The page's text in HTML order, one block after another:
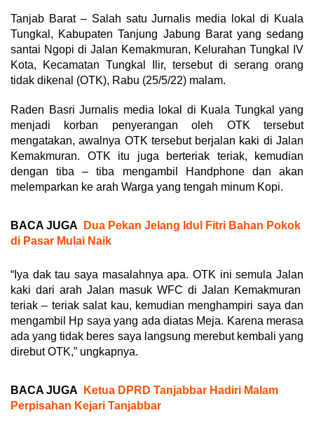
Tanjab Barat – Salah satu Jurnalis media lokal di Kuala
Tungkal, Kabupaten Tanjung Jabung Barat yang sedang
santai Ngopi di Jalan Kemakmuran, Kelurahan Tungkal IV
Kota, Kecamatan Tungkal Ilir, tersebut di serang orang
tidak dikenal (OTK), Rabu (25/5/22) malam.
Raden Basri Jurnalis media lokal di Kuala Tungkal yang
menjadi korban penyerangan oleh OTK tersebut
mengatakan, awalnya OTK tersebut berjalan kaki di Jalan
Kemakmuran. OTK itu juga berteriak teriak, kemudian
dengan tiba – tiba mengambil Handphone dan akan
melemparkan ke arah Warga yang tengah minum Kopi.
BACA JUGA
Dua Pekan Jelang Idul Fitri Bahan Pokok
di Pasar Mulai Naik
“Iya dak tau saya masalahnya apa. OTK ini semula Jalan
kaki dari arah Jalan masuk WFC di Jalan Kemakmuran
teriak – teriak salat kau, kemudian menghampiri saya dan
mengambil Hp saya yang ada diatas Meja. Karena merasa
ada yang tidak beres saya langsung merebut kembali yang
direbut OTK,” ungkapnya.
BACA JUGA
Ketua DPRD Tanjabbar Hadiri Malam
Perpisahan Kejari Tanjabbar